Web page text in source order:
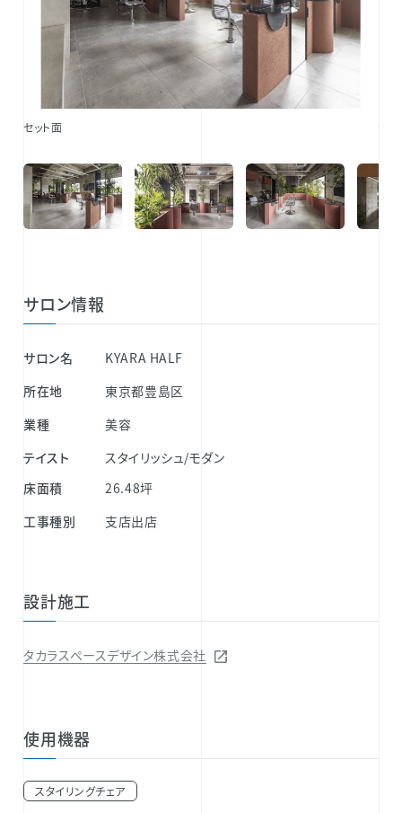
セット面 セッ
サロン情報
サロン名
KYARA HALF
所在地
東京都豊島区
業種
美容
テイスト
スタイリッシュ/モダン
床面積
26.48坪
工事種別
支店出店
設計施工
タカラスペースデザイン株式会社
使用機器
スタイリングチェア